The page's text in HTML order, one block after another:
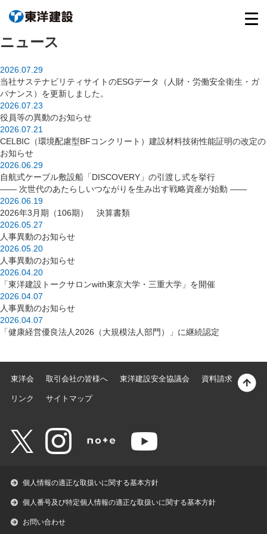
ニュース
2026.07.29
当社サステナビリティサイトのESGデータ（人財・労働安全衛生・ガ
バナンス）を更新しました。
2026.07.23
役員等の異動のお知らせ
2026.07.21
CELBIC（環境配慮型BFコンクリート）建設材料技術性能証明の改定の
お知らせ
2026.06.29
自航式ケーブル敷設船「DISCOVERY」の引渡し式を挙行
―― 次世代のあたらしいつながりを生み出す戦略資産が始動 ――
2026.06.19
2026年3月期（106期） 決算書類
2026.05.27
人事異動のお知らせ
2026.05.20
人事異動のお知らせ
2026.04.20
「東洋建設トークサロンwith東京大学・三重大学」を開催
2026.04.07
人事異動のお知らせ
2026.04.07
「健康経営優良法人2026（大規模法人部門）」に継続認定
東洋会 取引会社の皆様へ 東洋建設安全協議会 資料請求
リンク サイトマップ
個人情報の適正な取扱いに関する基本方針
個人番号及び特定個人情報の適正な取扱いに関する基本方針
お問い合わせ